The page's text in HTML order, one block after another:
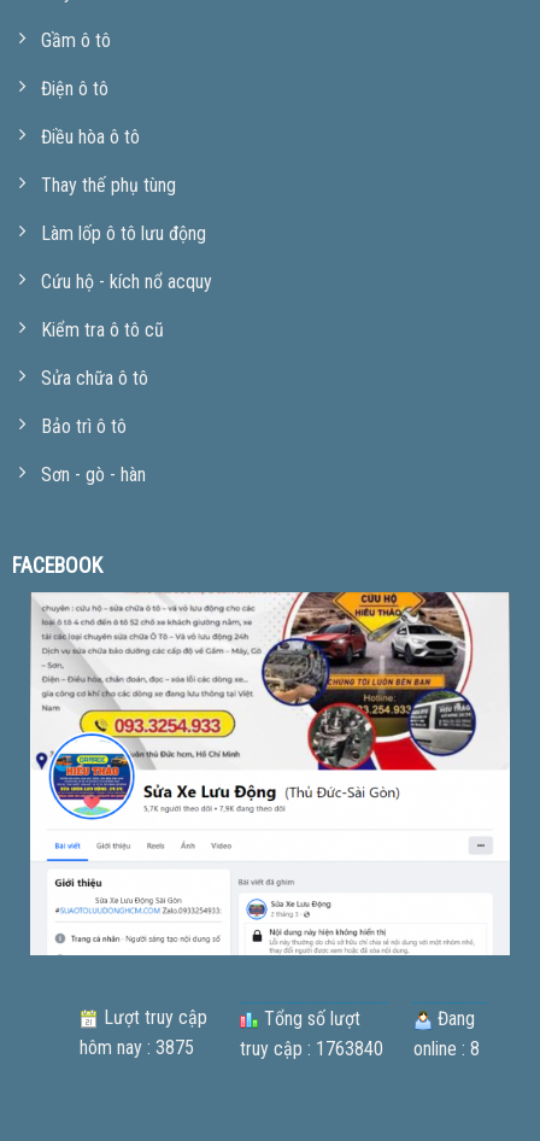
Gầm ô tô
Điện ô tô
Điều hòa ô tô
Thay thế phụ tùng
Làm lốp ô tô lưu động
Cứu hộ - kích nổ acquy
Kiểm tra ô tô cũ
Sửa chữa ô tô
Bảo trì ô tô
Sơn - gò - hàn
FACEBOOK
Lượt truy cập
hôm nay : 3875
Tổng số lượt
truy cập : 1763840
Đang
online : 8